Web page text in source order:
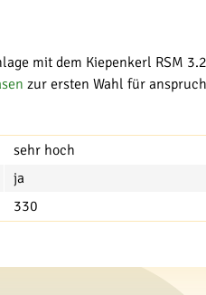
mit dem Kiepenkerl RSM
zur ersten Wahl für
sehr hoch
ja
330